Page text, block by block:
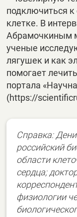
подключиться
клетке. В
Абрамочкиным
ученые
лягушек и как
помогает
портала
(https://
Справка:
российский
области
сердца;
физиологии